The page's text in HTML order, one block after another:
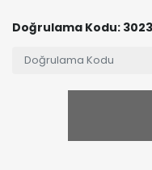
Doğrulama Kodu: